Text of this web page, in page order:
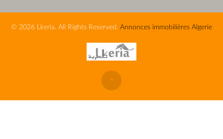
© 2026 Lkeria. All Rights Reserved. Annonces immobilières Algerie